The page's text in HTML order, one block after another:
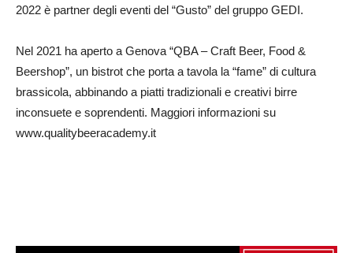
2022 è partner degli eventi del “Gusto” del gruppo GEDI.
Nel 2021 ha aperto a Genova “QBA – Craft Beer, Food &
Beershop”, un bistrot che porta a tavola la “fame” di cultura
brassicola, abbinando a piatti tradizionali e creativi birre
inconsuete e soprendenti. Maggiori informazioni su
www.qualitybeeracademy.it